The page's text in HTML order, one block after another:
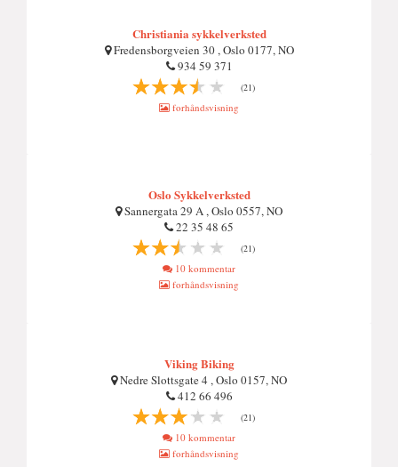
Christiania sykkelverksted
Fredensborgveien 30 , Oslo 0177, NO
934 59 371
(21)
forhåndsvisning
Oslo Sykkelverksted
Sannergata 29 A , Oslo 0557, NO
22 35 48 65
(21)
10 kommentar
forhåndsvisning
Viking Biking
Nedre Slottsgate 4 , Oslo 0157, NO
412 66 496
(21)
10 kommentar
forhåndsvisning